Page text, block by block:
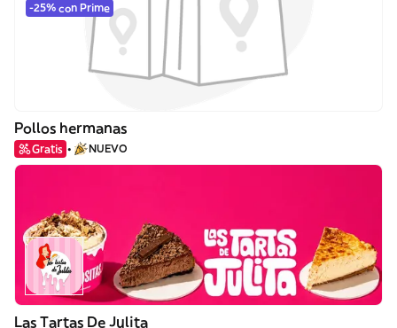
-25% con Prime
Pollos hermanas
Gratis NUEVO
Las Tartas De Julita